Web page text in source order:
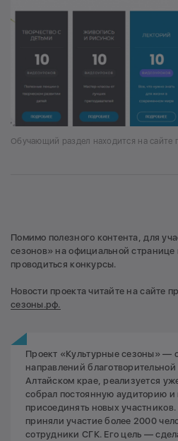
Обучающий раздел находится на сайте
Помимо полезного контента, для
сезонов» на официальной странице
проводиться конкурсы.
Новости проекта читайте на сайте
сезоны.рф.
Проект «Культурные сезоны» —
направлений
Алтайском крае, реализуется
собрал постоянную аудиторию и
присоединять новых
приняли участие более 2000
сотрудники СГК. Его цель —